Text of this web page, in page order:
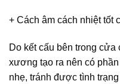
+ Cách âm cách nhiệt tốt
Do kết cấu bên trong cửa
xương tạo ra nên có
nhẹ, tránh được tình